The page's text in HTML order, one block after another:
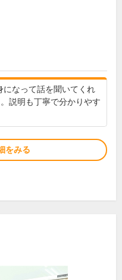
になって話を聞いてくれ
説明も丁寧で分かりやす
をみる